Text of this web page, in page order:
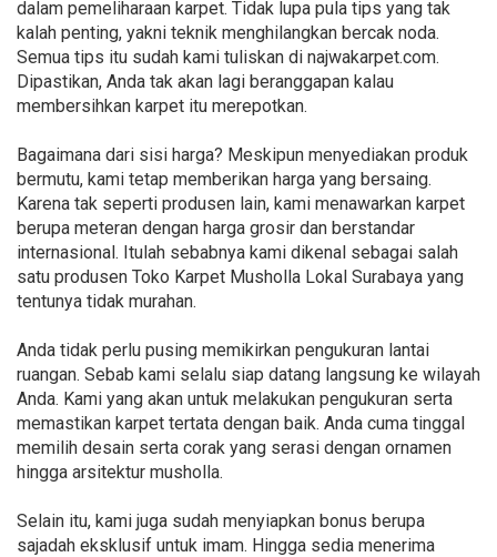
dalam pemeliharaan karpet. Tidak lupa pula tips yang tak
kalah penting, yakni teknik menghilangkan bercak noda.
Semua tips itu sudah kami tuliskan di najwakarpet.com.
Dipastikan, Anda tak akan lagi beranggapan kalau
membersihkan karpet itu merepotkan.
Bagaimana dari sisi harga? Meskipun menyediakan produk
bermutu, kami tetap memberikan harga yang bersaing.
Karena tak seperti produsen lain, kami menawarkan karpet
berupa meteran dengan harga grosir dan berstandar
internasional. Itulah sebabnya kami dikenal sebagai salah
satu produsen Toko Karpet Musholla Lokal Surabaya yang
tentunya tidak murahan.
Anda tidak perlu pusing memikirkan pengukuran lantai
ruangan. Sebab kami selalu siap datang langsung ke wilayah
Anda. Kami yang akan untuk melakukan pengukuran serta
memastikan karpet tertata dengan baik. Anda cuma tinggal
memilih desain serta corak yang serasi dengan ornamen
hingga arsitektur musholla.
Selain itu, kami juga sudah menyiapkan bonus berupa
sajadah eksklusif untuk imam. Hingga sedia menerima